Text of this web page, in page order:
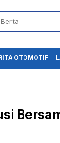
OTOMOTIF